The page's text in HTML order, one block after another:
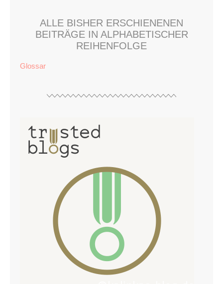
ALLE BISHER ERSCHIENENEN
BEITRÄGE IN ALPHABETISCHER
REIHENFOLGE
Glossar